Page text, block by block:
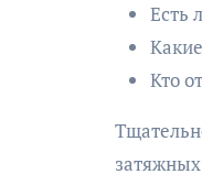
Есть
Кто